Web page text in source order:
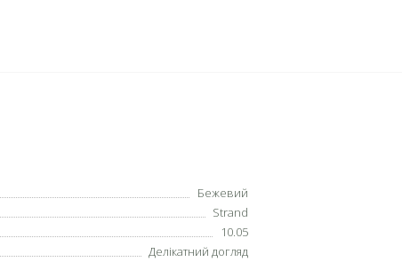
Бежевий
Strand
10.05
Делікатний догляд